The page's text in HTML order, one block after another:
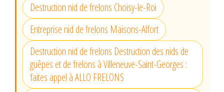
Destruction nid de frelons Choisy-le-Roi
Entreprise nid de frelons Maisons-Alfort
Destruction nid de frelons Destruction des nids de
guêpes et de frelons à Villeneuve-Saint-Georges :
faites appel à ALLO FRELONS